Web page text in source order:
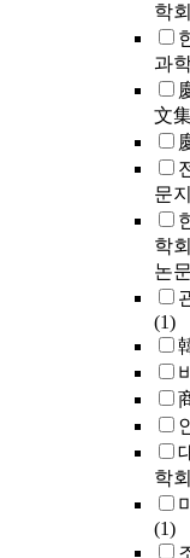
학
과
文
문지
학
논
(1)
학
(1)